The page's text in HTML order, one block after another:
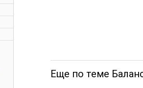
Еще по теме